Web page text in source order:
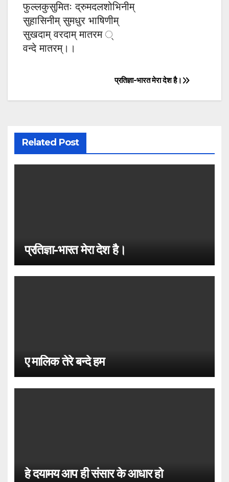
फुल्लकुसुमितः द्रुमदलशोभिनीम्
सुहासिनीम् सुमधुर भाषिणीम्
सुखदाम् वरदाम् मातरम ्
वन्दे मातरम्।।
navigation
प्रतिज्ञा-भारत मेरा देश है।
Related Post
प्रतिज्ञा-भारत मेरा देश है।
ए मालिक तेरे बन्दे हम
हे दयामय आप ही संसार के आधार हो